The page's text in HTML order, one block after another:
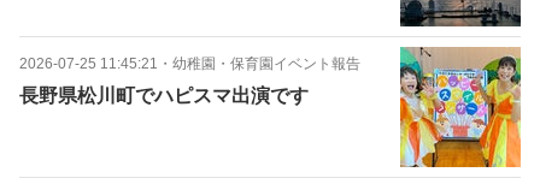
2026-07-25 11:45:21 ・ 幼稚園・保育園イベント報告
長野県松川町でハピスマ出演です